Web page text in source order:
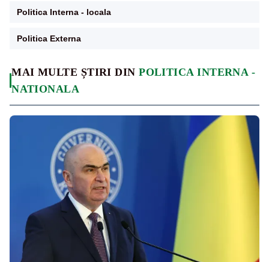
MAI MULTE ȘTIRI DINPOLITICA INTERNA -
NATIONALA
Politica Interna - locala
Politica Externa